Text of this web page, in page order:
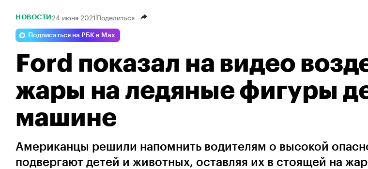
НОВОСТИ 24 июня 2021Поделиться
Подписаться на РБК в Max
Ford показал на видео
жары на ледяные фигуры
машине
Американцы решили напомнить водителям о высокой
подвергают детей и животных, оставляя их в стоящей на